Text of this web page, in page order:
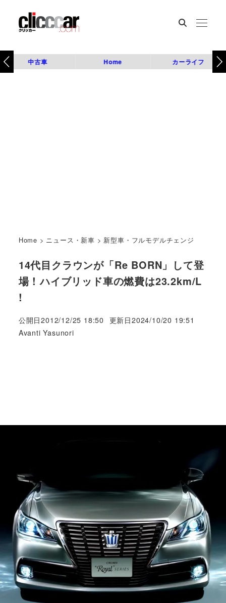
中古車 Home カーライフ
Home > ニュース・新車 > 新型車・フルモデルチェンジ
14代目クラウンが「Re BORN」して登
場 ! ハイブリッド車の燃費は23.2km/L
!
公開日2012/12/25 18:50 更新日2024/10/20 19:51
著
Avanti Yasunori